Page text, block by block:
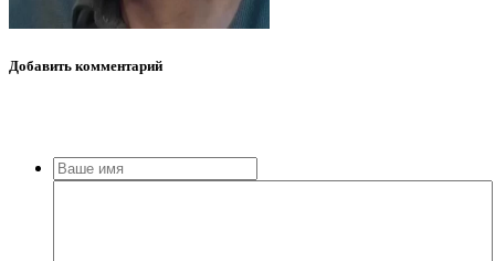
Добавить комментарий